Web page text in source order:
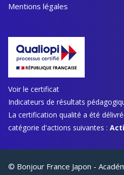
Mentions légales
Voir le certificat
Indicateurs de résultats
La certification qualité a été
catégorie d'actions suivantes :
© Bonjour France Japon -